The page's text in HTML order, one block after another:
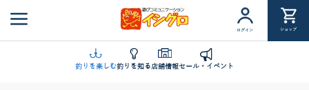
ログイン ショップ
釣りを楽しむ釣りを知る店舗情報セール・イベント